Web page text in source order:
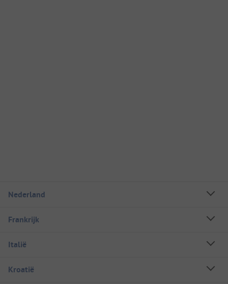
Nederland
Frankrijk
Italië
Kroatië